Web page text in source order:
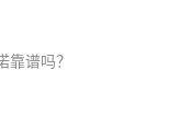
谱吗？